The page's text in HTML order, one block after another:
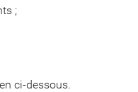
;
ci-dessous.